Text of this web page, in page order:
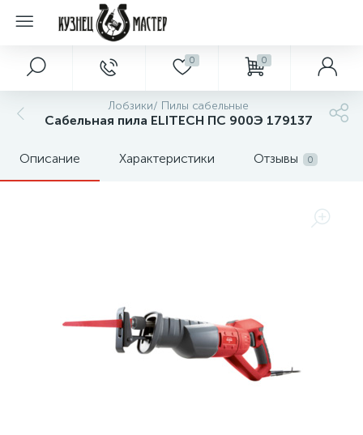
0 0
Лобзики/ Пилы сабельные
Сабельная пила ELITECH ПС 900Э 179137
Описание Характеристики Отзывы 0